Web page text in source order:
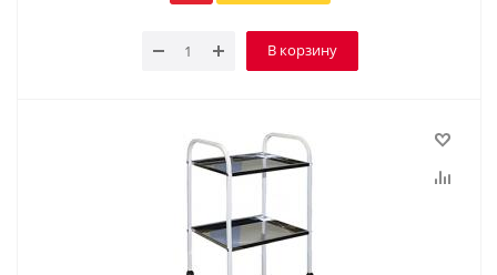
В корзину